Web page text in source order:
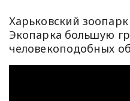
Харьковский
Экопарка большую
человекоподобных